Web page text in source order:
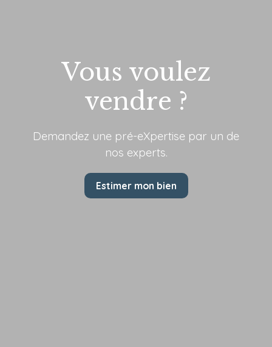
Vous voulez
vendre ?
Demandez une pré-eXpertise par un de
nos experts.
Estimer mon bien